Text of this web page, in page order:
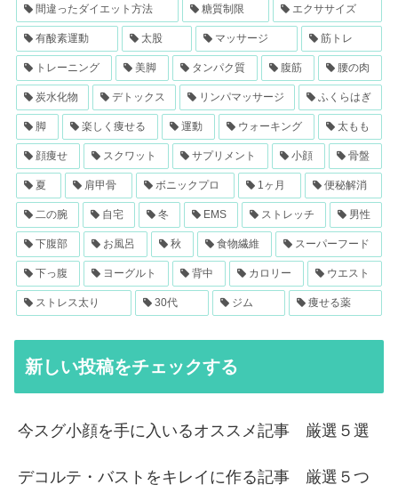
間違ったダイエット方法 糖質制限 エクササイズ
有酸素運動 太股 マッサージ 筋トレ
トレーニング 美脚 タンパク質 腹筋 腰の肉
炭水化物 デトックス リンパマッサージ ふくらはぎ
脚 楽しく痩せる 運動 ウォーキング 太もも
顔痩せ スクワット サプリメント 小顔 骨盤
夏 肩甲骨 ボニックプロ 1ヶ月 便秘解消
二の腕 自宅 冬 EMS ストレッチ 男性
下腹部 お風呂 秋 食物繊維 スーパーフード
下っ腹 ヨーグルト 背中 カロリー ウエスト
ストレス太り 30代 ジム 痩せる薬
新しい投稿をチェックする
今スグ小顔を手に入いるオススメ記事 厳選５選
デコルテ・バストをキレイに作る記事 厳選５つ